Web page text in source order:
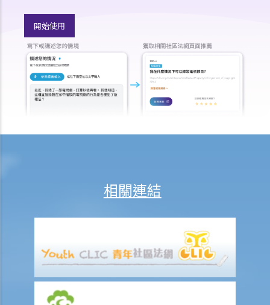
F. 在對投訴進行初步評估之後，競爭事務委員會可能採取甚麼行動？
G. 競爭事務委員會如果認為應該調查投訴，將如何進行？
H. 調查後可能會有甚麼結果？
開始使用
相關連結